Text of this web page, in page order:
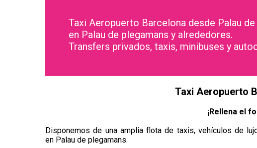
Taxi Aeropuerto Barcelona desde Palau
en Palau de plegamans y alrededores.
Transfers privados, taxis, minibuses y
Taxi Aeropuerto
¡Rellena el
Disponemos de una amplia flota de taxis, vehículos de
en Palau de plegamans.